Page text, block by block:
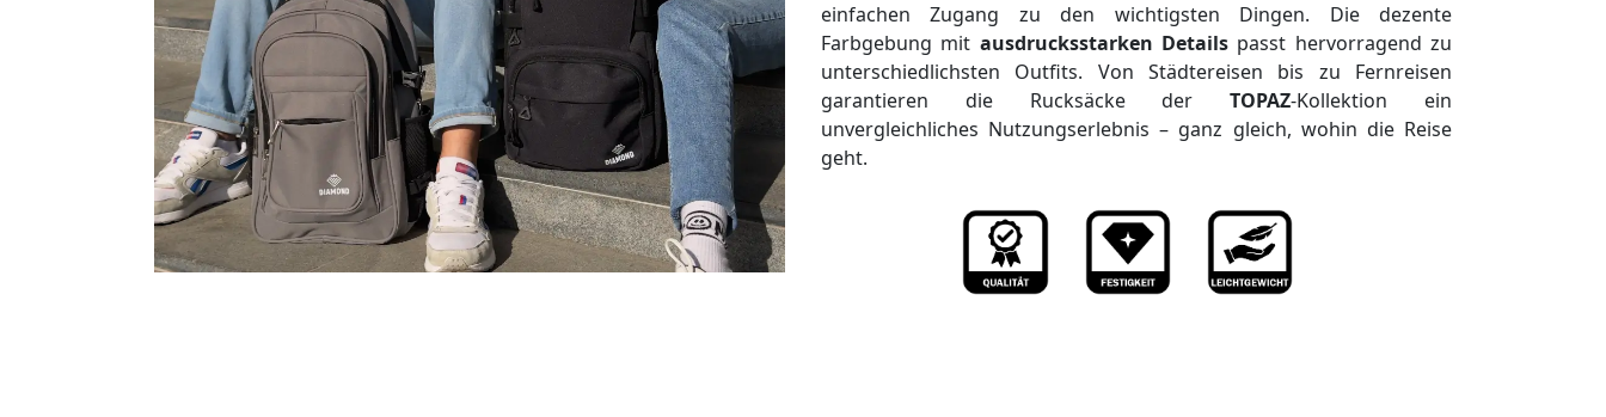
einfachen Zugang zu den wichtigsten Dingen. Die dezente
Farbgebung mit ausdrucksstarken Details passt hervorragend zu
unterschiedlichsten Outfits. Von Städtereisen bis zu Fernreisen
garantieren die Rucksäcke derTOPAZ-Kollektion ein
unvergleichliches Nutzungserlebnis – ganz gleich, wohin die Reise
geht.